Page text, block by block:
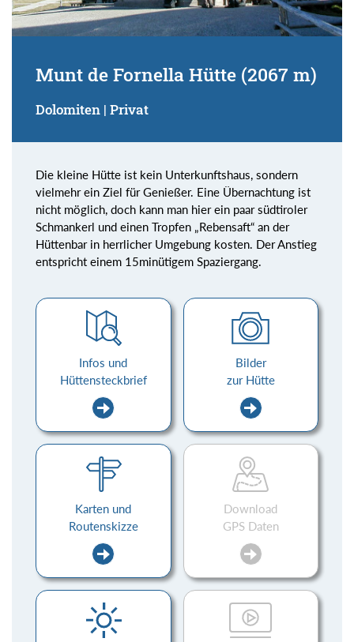
Munt de Fornella Hütte (2067 m)
Dolomiten | Privat
Die kleine Hütte ist kein Unterkunftshaus, sondern
vielmehr ein Ziel für Genießer. Eine Übernachtung ist
nicht möglich, doch kann man hier ein paar südtiroler
Schmankerl und einen Tropfen „Rebensaft“ an der
Hüttenbar in herrlicher Umgebung kosten. Der Anstieg
entspricht einem 15minütigem Spaziergang.
Infos und
Hüttensteckbrief
Bilder
zur Hütte
Karten und
Routenskizze
Download
GPS Daten